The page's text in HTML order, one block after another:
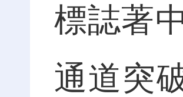
標誌著
通道突